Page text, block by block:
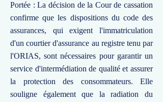
Portée : La décision de la Cour de cassation
confirme que les dispositions du code des
assurances, qui exigent l'immatriculation
d'un courtier d'assurance au registre tenu par
l'ORIAS, sont nécessaires pour garantir un
service d'intermédiation de qualité et assurer
la protection des consommateurs. Elle
souligne également que la radiation du